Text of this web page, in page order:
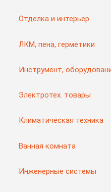
Отделка и интерьер
ЛКМ, пена, герметики
Инструмент,
Электротех. товары
Климатическая техника
Ванная комната
Инженерные системы